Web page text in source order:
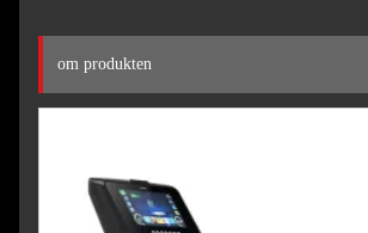
om produkten